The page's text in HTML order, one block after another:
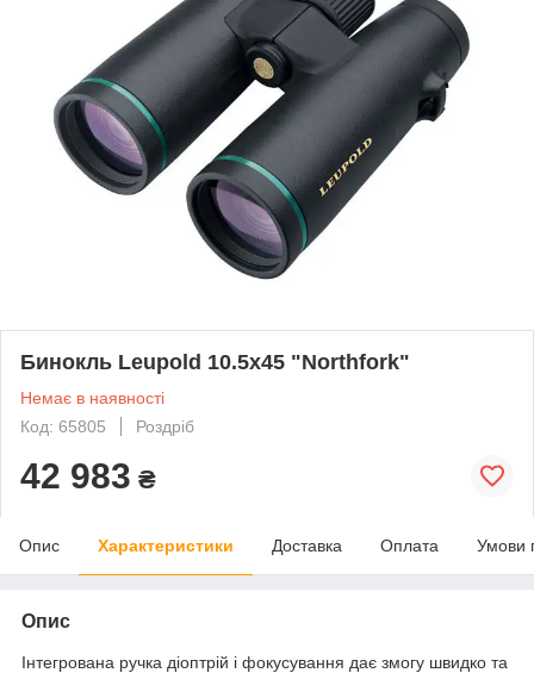
Бинокль Leupold 10.5x45 "Northfork"
Немає в наявності
Код: 65805
Роздріб
42 983 ₴
Опис Характеристики Доставка Оплата Умови
Опис
Інтегрована ручка діоптрій і фокусування дає змогу швидко та